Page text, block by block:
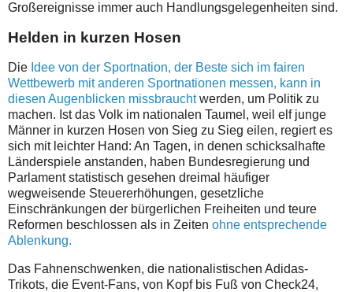
Großereignisse immer auch Handlungsgelegenheiten sind.
Helden in kurzen Hosen
Die Idee von der Sportnation, der Beste sich im fairen
Wettbewerb mit anderen Sportnationen messen, kann in
diesen Augenblicken missbrauchtwerden, um Politik zu
machen. Ist das Volk im nationalen Taumel, weil elf junge
Männer in kurzen Hosen von Sieg zu Sieg eilen, regiert es
sich mit leichter Hand: An Tagen, in denen schicksalhafte
Länderspiele anstanden, haben Bundesregierung und
Parlament statistisch gesehen dreimal häufiger
wegweisende Steuererhöhungen, gesetzliche
Einschränkungen der bürgerlichen Freiheiten und teure
Reformen beschlossen als in Zeiten ohne entsprechende
Ablenkung.
Das Fahnenschwenken, die nationalistischen Adidas-
Trikots, die Event-Fans, von Kopf bis Fuß von Check24,